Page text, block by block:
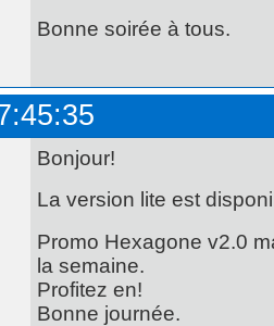
Bonne soirée à tous.
Bonjour!
La version lite est
Promo Hexagone v2.0
la semaine.
Profitez en!
Bonne journée.